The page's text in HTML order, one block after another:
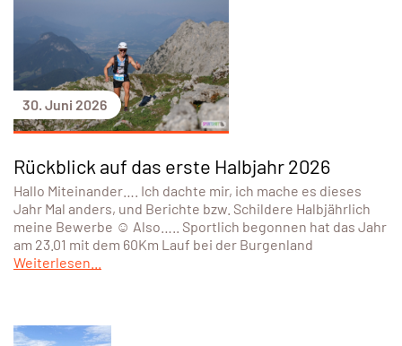
30. Juni 2026
Rückblick auf das erste Halbjahr 2026
Hallo Miteinander…. Ich dachte mir, ich mache es dieses
Jahr Mal anders, und Berichte bzw. Schildere Halbjährlich
meine Bewerbe ☺️ Also….. Sportlich begonnen hat das Jahr
am 23.01 mit dem 60Km Lauf bei der Burgenland
Weiterlesen...